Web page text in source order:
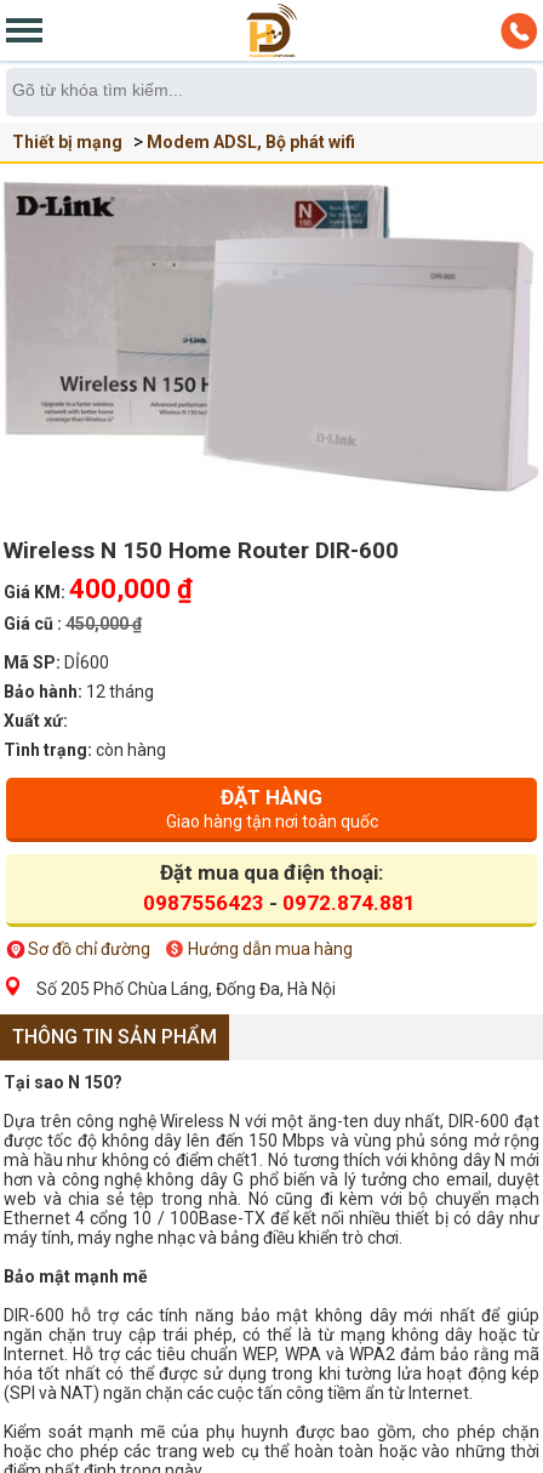
Thiết bị mạng Modem ADSL, Bộ phát wifi
Wireless N 150 Home Router DIR-600
Giá KM: 400,000 ₫
Giá cũ : 450,000 ₫
Mã SP: DỈ600
Bảo hành: 12 tháng
Xuất xứ:
Tình trạng: còn hàng
ĐẶT HÀNG
Giao hàng tận nơi toàn quốc
Đặt mua qua điện thoại:
0987556423 - 0972.874.881
Sơ đồ chỉ đường Hướng dẫn mua hàng
Số 205 Phố Chùa Láng, Đống Đa, Hà Nội
THÔNG TIN SẢN PHẨM
Tại sao N 150?
Dựa trên công nghệ Wireless N với một ăng-ten duy nhất, DIR-600 đạt
được tốc độ không dây lên đến 150 Mbps và vùng phủ sóng mở rộng
mà hầu như không có điểm chết1. Nó tương thích với không dây N mới
hơn và công nghệ không dây G phổ biến và lý tưởng cho email, duyệt
web và chia sẻ tệp trong nhà. Nó cũng đi kèm với bộ chuyển mạch
Ethernet 4 cổng 10 / 100Base-TX để kết nối nhiều thiết bị có dây như
máy tính, máy nghe nhạc và bảng điều khiển trò chơi.
Bảo mật mạnh mẽ
DIR-600 hỗ trợ các tính năng bảo mật không dây mới nhất để giúp
ngăn chặn truy cập trái phép, có thể là từ mạng không dây hoặc từ
Internet. Hỗ trợ các tiêu chuẩn WEP, WPA và WPA2 đảm bảo rằng mã
hóa tốt nhất có thể được sử dụng trong khi tường lửa hoạt động kép
(SPI và NAT) ngăn chặn các cuộc tấn công tiềm ẩn từ Internet.
Kiểm soát mạnh mẽ của phụ huynh được bao gồm, cho phép chặn
hoặc cho phép các trang web cụ thể hoàn toàn hoặc vào những thời